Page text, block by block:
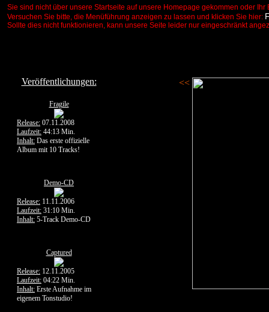
Sie sind nicht über unsere Startseite auf unsere Homepage gekommen oder
Versuchen Sie bitte, die Menüführung anzeigen zu lassen und klicken Sie hier:
Sollte dies nicht funktionieren, kann unsere Seite leider nur eingeschränkt
Veröffentlichungen:
Fragile
Release: 07.11.2008
Laufzeit: 44:13 Min.
Inhalt: Das erste offizielle
Album mit 10 Tracks!
Demo-CD
Release: 11.11.2006
Laufzeit: 31:10 Min.
Inhalt: 5-Track Demo-CD
Captured
Release: 12.11.2005
Laufzeit: 04:22 Min.
Inhalt: Erste Aufnahme im
eigenem Tonstudio!
<<